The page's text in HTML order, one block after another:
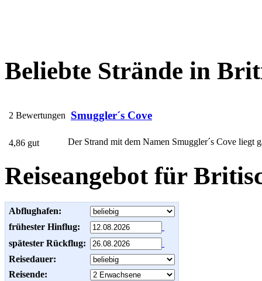
Beliebte Strände in
2 Bewertungen Smuggler´s Cove
Der Strand mit dem Namen Smuggler´s Cove liegt
4,86 gut
Reiseangebot für
Abflughafen:
frühester Hinflug:
spätester Rückflug:
Reisedauer:
Reisende: